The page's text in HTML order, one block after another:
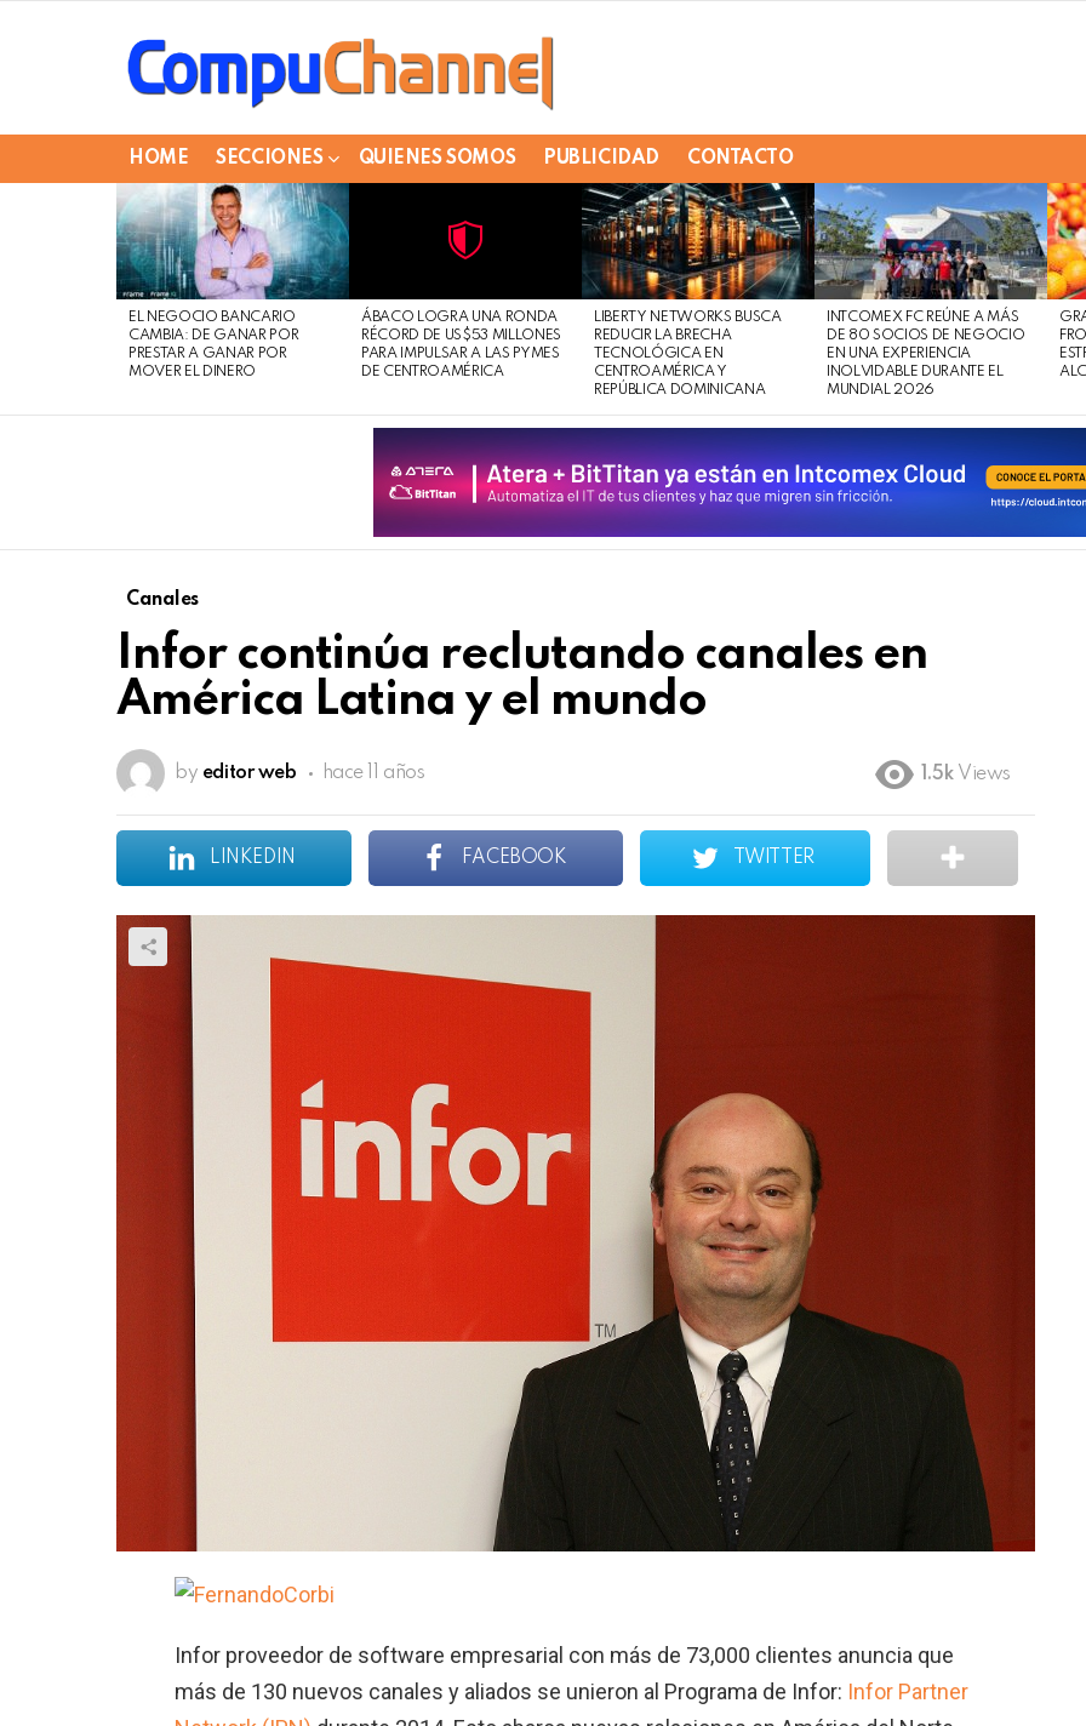
HOME SECCIONES QUIENES SOMOS PUBLICIDAD CONTACTO
LATEST
STORIES
EL NEGOCIO BANCARIO
CAMBIA: DE GANAR POR
PRESTAR A GANAR POR
MOVER EL DINERO
Safe
For
Work
view
this
post
ÁBACO LOGRA UNA RONDA
RÉCORD DE US$53 MILLONES
PARA IMPULSAR A LAS PYMES
DE CENTROAMÉRICA
LIBERTY NETWORKS BUSCA
REDUCIR LA BRECHA
TECNOLÓGICA EN
CENTROAMÉRICA Y
REPÚBLICA DOMINICANA
INTCOMEX FC REÚNE A MÁS
DE 80 SOCIOS DE NEGOCIO
EN UNA EXPERIENCIA
INOLVIDABLE DURANTE EL
MUNDIAL 2026
Canales
Infor continúa reclutando canales en
América Latina y el mundo
by editor web hace 11 años 1.5k Views
LINKEDIN FACEBOOK TWITTER
Infor proveedor de software empresarial con más de 73,000 clientes anuncia que
más de 130 nuevos canales y aliados se unieron al Programa de Infor: Infor Partner